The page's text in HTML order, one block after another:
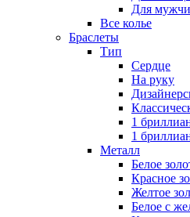
Для
Все колье
Браслеты
Тип
Сердце
На руку
1
1
Металл
Белое
Красное
Желтое
Белое с